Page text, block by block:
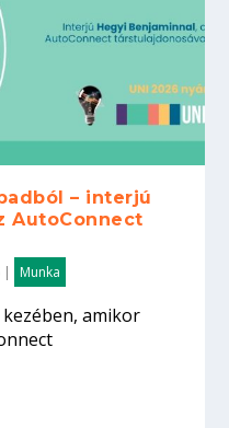
– interjú
AutoConnect
| Munka
amikor